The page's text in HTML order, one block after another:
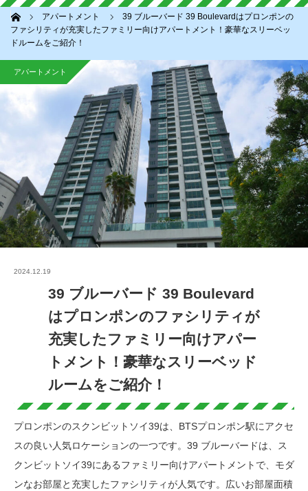
ホーム アパートメント
39 ブルーバード 39 Boulevardはプロンポンの
ファシリティが充実したファミリー向けアパートメント！豪華なスリーベッ
ドルームをご紹介！
アパートメント
2024.12.19
39 ブルーバード 39 Boulevard
はプロンポンのファシリティが
充実したファミリー向けアパー
トメント！豪華なスリーベッド
ルームをご紹介！
プロンポンのスクンビットソイ39は、BTSプロンポン駅にアクセ
スの良い人気ロケーションの一つです。39 ブルーバードは、ス
クンビットソイ39にあるファミリー向けアパートメントで、モダ
ンなお部屋と充実したファシリティが人気です。広いお部屋面積